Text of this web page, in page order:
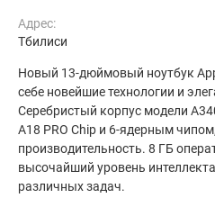
Адрес:
Тбилиси
Новый 13-дюймовый ноутбук
себе новейшие технологии и
Серебристый корпус модели
A18 PRO Chip и 6-ядерным
производительность. 8 ГБ
высочайший уровень
различных задач.